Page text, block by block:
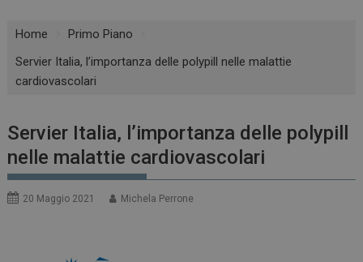
Home
Primo Piano
Servier Italia, l’importanza delle polypill nelle malattie
cardiovascolari
Servier Italia, l’importanza delle polypill
nelle malattie cardiovascolari
20 Maggio 2021 Michela Perrone